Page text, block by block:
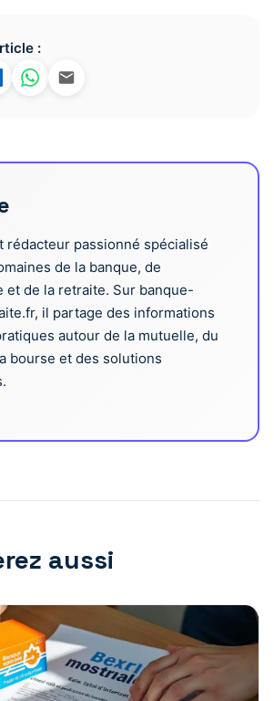
:
rédacteur passionné spécialisé
de la banque, de
et de la retraite. Sur banque-
il partage des informations
autour de la mutuelle, du
bourse et des solutions
aussi